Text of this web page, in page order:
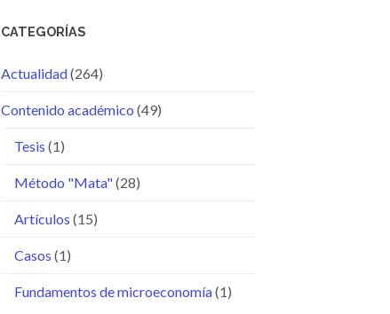
CATEGORÍAS
Actualidad(264)
Contenido académico (49)
Tesis (1)
Método "Mata"(28)
Artículos (15)
Casos (1)
Fundamentos de microeconomía(1)